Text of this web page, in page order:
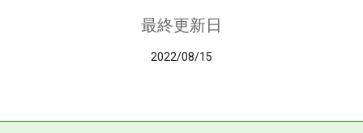
最終更新日
2022/08/15